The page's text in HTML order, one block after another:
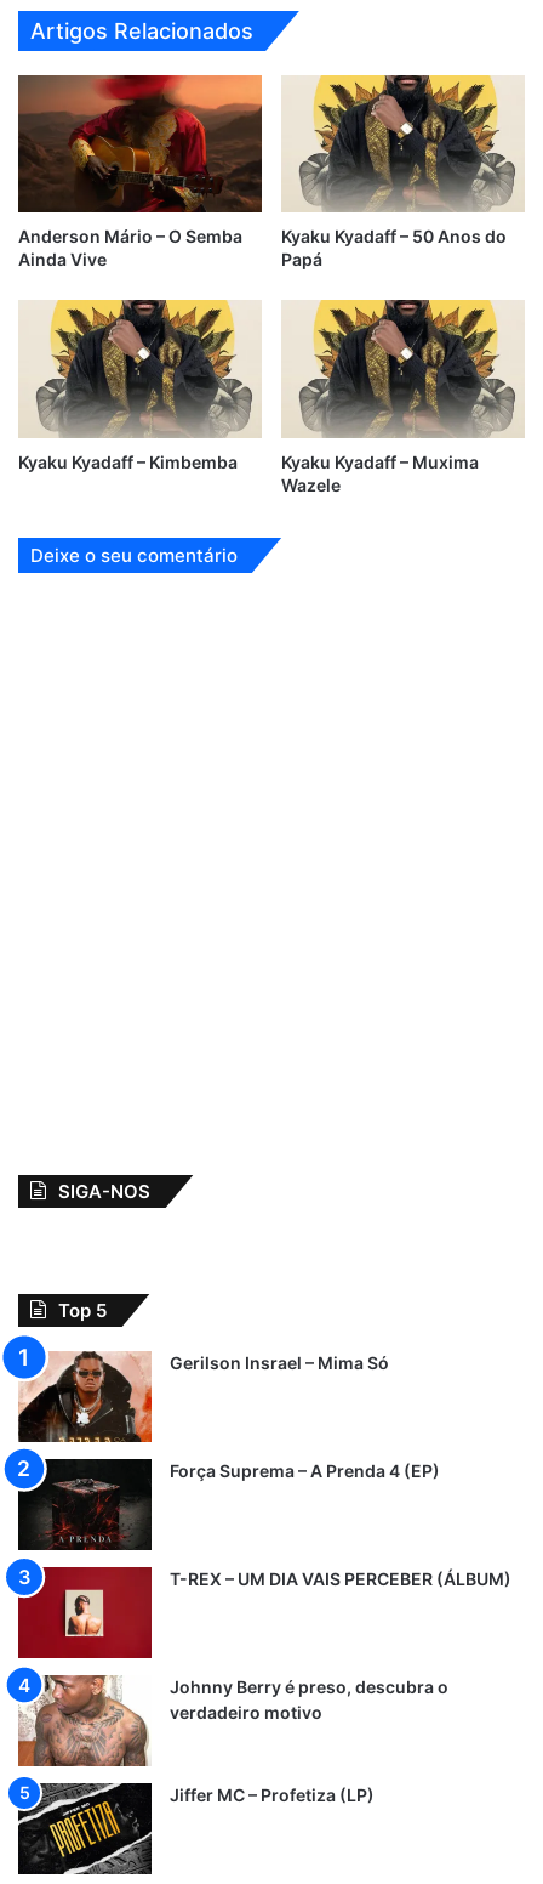
Artigos Relacionados
Anderson Mário – O Semba
Ainda Vive
Kyaku Kyadaff – 50 Anos do
Papá
Kyaku Kyadaff – Kimbemba
Kyaku Kyadaff – Muxima
Wazele
Deixe o seu comentário
SIGA-NOS
Top 5
Gerilson Insrael – Mima Só
Força Suprema – A Prenda 4 (EP)
T-REX – UM DIA VAIS PERCEBER (ÁLBUM)
Johnny Berry é preso, descubra o
verdadeiro motivo
Jiffer MC – Profetiza (LP)